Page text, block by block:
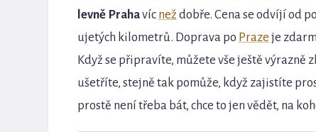
levně Prahavíc než dobře. Cena se odvíjí od
ujetých kilometrů. Doprava po Praze je
Když se připravíte, můžete vše ještě
ušetříte, stejně tak pomůže, když zajistíte
prostě není třeba bát, chce to jen vědět, na